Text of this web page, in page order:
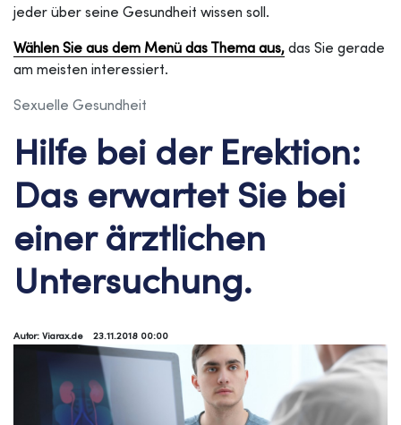
jeder über seine Gesundheit wissen soll.
Wählen Sie aus dem Menü das Thema aus, das Sie gerade
am meisten interessiert.
Sexuelle Gesundheit
Hilfe bei der Erektion:
Das erwartet Sie bei
einer ärztlichen
Untersuchung.
Autor: Viarax.de 23.11.2018 00:00